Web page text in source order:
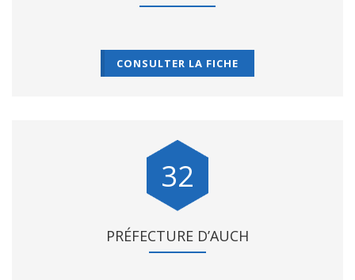
CONSULTER LA FICHE
32
PRÉFECTURE D’AUCH